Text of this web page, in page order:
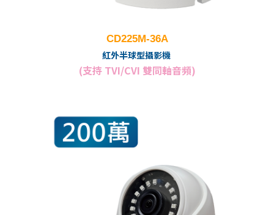
CD225M-36A
紅外半球型攝影機
(支持 TVI/CVI 雙同軸音頻)